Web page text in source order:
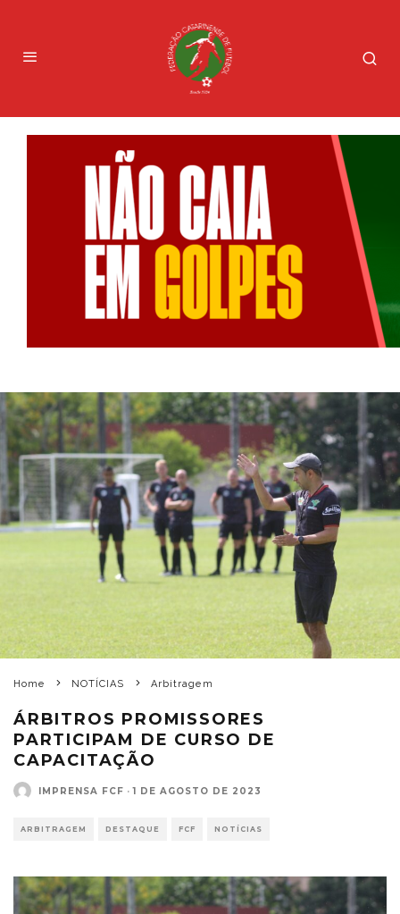
Home NOTÍCIAS Arbitragem
ÁRBITROS PROMISSORES
PARTICIPAM DE CURSO DE
CAPACITAÇÃO
IMPRENSA FCF · 1 DE AGOSTO DE 2023
ARBITRAGEM DESTAQUE FCF NOTÍCIAS